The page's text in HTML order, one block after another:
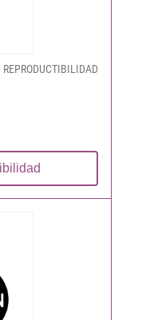
REPRODUCTIBILIDAD